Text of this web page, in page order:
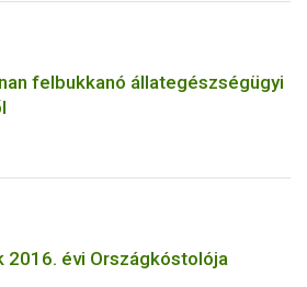
felbukkanó állategészségügyi
2016. évi Országkóstolója